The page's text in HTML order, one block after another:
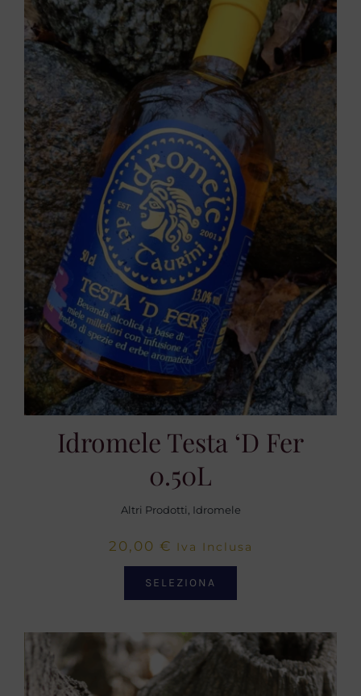
20,00 €
Idromele Testa ‘d Fer
0.50L
Altri Prodotti Idromele
20,00 € Iva Inclusa
SELEZIONA